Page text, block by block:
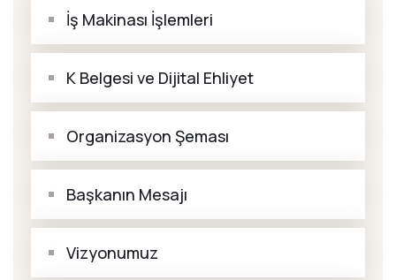
İş Makinası İşlemleri
K Belgesi ve Dijital Ehliyet
Organizasyon Şeması
Başkanın Mesajı
Vizyonumuz